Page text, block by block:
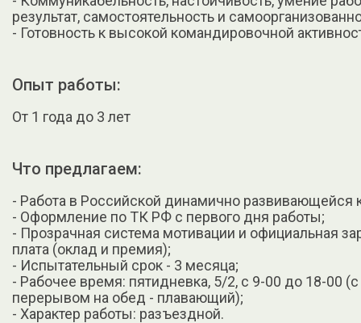
результат, самостоятельность и
- Готовность к высокой командировочной
Опыт работы:
От 1 года до 3 лет
Что предлагаем:
- Работа в Российской динамично развивающейся
- Оформление по ТК РФ с первого дня работы;
- Прозрачная система мотивации и официальная
плата (оклад и премия);
- Испытательный срок - 3 месяца;
- Рабочее время: пятидневка, 5/2, с 9-00 до 18-00 (с
перерывом на обед - плавающий);
- Характер работы: разъездной.